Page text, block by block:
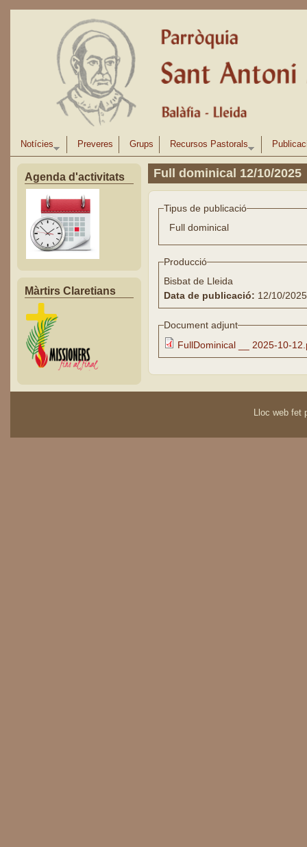
Notícies Preveres Grups Recursos Pastorals
Agenda d'activitats
Màrtirs Claretians
Full dominical 12/10/2025
Tipus de publicació
Full dominical
Producció
Bisbat de Lleida
Data de publicació: 12/10/2025
Document adjunt
FullDominical __ 2025-10-
Lloc web fet